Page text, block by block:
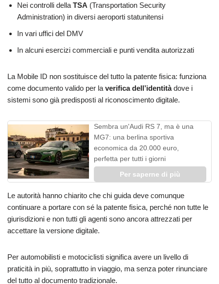
Nei controlli della TSA (Transportation Security
Administration) in diversi aeroporti statunitensi
In vari uffici del DMV
In alcuni esercizi commerciali e punti vendita autorizzati
La Mobile ID non sostituisce del tutto la patente fisica: funziona
come documento valido per la verifica dell’identitàdove i
sistemi sono già predisposti al riconoscimento digitale.
Sembra un'Audi RS 7, ma è una
MG7: una berlina sportiva
economica da 20.000 euro,
perfetta per tutti i giorni
Per saperne di più
Le autorità hanno chiarito che chi guida deve comunque
continuare a portare con sé la patente fisica, perché non tutte le
giurisdizioni e non tutti gli agenti sono ancora attrezzati per
accettare la versione digitale.
Per automobilisti e motociclisti significa avere un livello di
praticità in più, soprattutto in viaggio, ma senza poter rinunciare
del tutto al documento tradizionale.